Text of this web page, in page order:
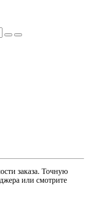
заказа. Точную
или смотрите